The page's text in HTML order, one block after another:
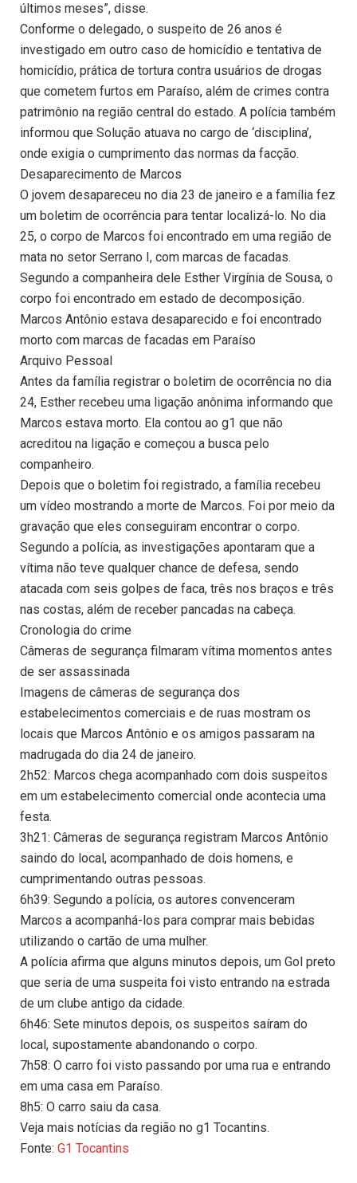
últimos meses”, disse.
Conforme o delegado, o suspeito de 26 anos é
investigado em outro caso de homicídio e tentativa de
homicídio, prática de tortura contra usuários de drogas
que cometem furtos em Paraíso, além de crimes contra
patrimônio na região central do estado. A polícia também
informou que Solução atuava no cargo de ‘disciplina’,
onde exigia o cumprimento das normas da facção.
Desaparecimento de Marcos
O jovem desapareceu no dia 23 de janeiro e a família fez
um boletim de ocorrência para tentar localizá-lo. No dia
25, o corpo de Marcos foi encontrado em uma região de
mata no setor Serrano I, com marcas de facadas.
Segundo a companheira dele Esther Virgínia de Sousa, o
corpo foi encontrado em estado de decomposição.
Marcos Antônio estava desaparecido e foi encontrado
morto com marcas de facadas em Paraíso
Arquivo Pessoal
Antes da família registrar o boletim de ocorrência no dia
24, Esther recebeu uma ligação anônima informando que
Marcos estava morto. Ela contou ao g1 que não
acreditou na ligação e começou a busca pelo
companheiro.
Depois que o boletim foi registrado, a família recebeu
um vídeo mostrando a morte de Marcos. Foi por meio da
gravação que eles conseguiram encontrar o corpo.
Segundo a polícia, as investigações apontaram que a
vítima não teve qualquer chance de defesa, sendo
atacada com seis golpes de faca, três nos braços e três
nas costas, além de receber pancadas na cabeça.
Cronologia do crime
Câmeras de segurança filmaram vítima momentos antes
de ser assassinada
Imagens de câmeras de segurança dos
estabelecimentos comerciais e de ruas mostram os
locais que Marcos Antônio e os amigos passaram na
madrugada do dia 24 de janeiro.
2h52: Marcos chega acompanhado com dois suspeitos
em um estabelecimento comercial onde acontecia uma
festa.
3h21: Câmeras de segurança registram Marcos Antônio
saindo do local, acompanhado de dois homens, e
cumprimentando outras pessoas.
6h39: Segundo a polícia, os autores convenceram
Marcos a acompanhá-los para comprar mais bebidas
utilizando o cartão de uma mulher.
A polícia afirma que alguns minutos depois, um Gol preto
que seria de uma suspeita foi visto entrando na estrada
de um clube antigo da cidade.
6h46: Sete minutos depois, os suspeitos saíram do
local, supostamente abandonando o corpo.
7h58: O carro foi visto passando por uma rua e entrando
em uma casa em Paraíso.
8h5: O carro saiu da casa.
Veja mais notícias da região no g1 Tocantins.
Fonte: G1 Tocantins